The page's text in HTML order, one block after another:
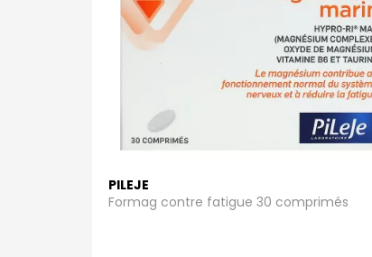
PILEJE
Formag contre fatigue 30 comprimés